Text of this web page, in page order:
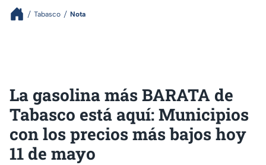
Tabasco Nota
La gasolina más BARATA de
Tabasco está aquí: Municipios
con los precios más bajos hoy
11 de mayo